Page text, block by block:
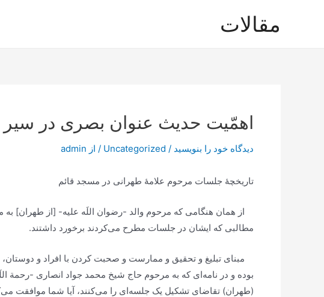
مقالات
اهمّیت حدیث عنوان بصرى در
دیدگاه‌ خود را بنویسید /
Uncategorized / از admin
تاریخچۀ جلسات مرحوم علامۀ طهرانی در مسجد قائم
از همان هنگامی که مرحوم والد -رضوان اللَه علیه- [از طهران]
مطالبی که ایشان در جلسات مطرح می‌کردند برخورد داشتند.
مبنای تبلیغ و تحقیق و ممارست و صحبت کردن با افراد و
بوده و در نامه‌ای که به مرحوم حاج شیخ محمد جواد انصاری -رحمة
(طهران) تقاضای تشکیل یک جلسه‌ای را می‌کنند، آیا شما موافقت